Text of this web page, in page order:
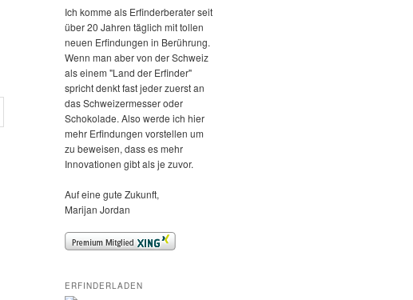
Ich komme als Erfinderberater seit
über 20 Jahren täglich mit tollen
neuen Erfindungen in Berührung.
Wenn man aber von der Schweiz
als einem "Land der Erfinder"
spricht denkt fast jeder zuerst an
das Schweizermesser oder
Schokolade. Also werde ich hier
mehr Erfindungen vorstellen um
zu beweisen, dass es mehr
Innovationen gibt als je zuvor.
Auf eine gute Zukunft,
Marijan Jordan
ERFINDERLADEN